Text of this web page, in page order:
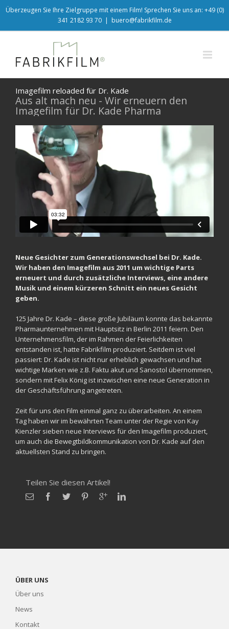
Überzeugen Sie Ihre Zielgruppe mit einem Film! Sprechen Sie uns an: +49 (0)
341 2182 93 70 | buero@fabrikfilm.de
Imagefilm reloaded für Dr. Kade
Aus alt mach neu - Wir erneuern den
Imagefilm für Dr. Kade Pharma
Neue Gesichter zum Generationswechsel bei Dr. Kade.
Wir haben den Imagefilm aus 2011 um wichtige Parts
erneuert und durch zusätzliche Interviews, eine andere
Musik und einem kürzeren Schnitt ein neues Gesicht
geben.
125 Jahre Dr. Kade – diese große Jubiläum konnte das bekannte
Pharmaunternehmen mit Hauptsitz in Berlin 2011 feiern. Den
Unternehmensfilm, der im Rahmen der Feierlichkeiten
entstanden ist, hatte Fabrikfilm produziert. Seitdem ist viel
passiert: Dr. Kade ist nicht nur erheblich gewachsen und hat
wichtige Marken wie z.B. Faktu akut und Sanostol übernommen,
sondern mit Felix König ist inzwischen eine neue Generation in
der Geschäftsführung angetreten.
Zeit für uns den Film einmal ganz zu überarbeiten. An einem
Tag haben wir im bewährten Team unter der Regie von Kay
Kienzler sieben neue Interviews für den Imagefilm produziert,
um auch die Bewegtbildkommunikation von Dr. Kade auf den
aktuellsten Stand zu bringen.
Teilen Sie diesen Artikel!
ÜBER UNS
Über uns
News
Kontakt